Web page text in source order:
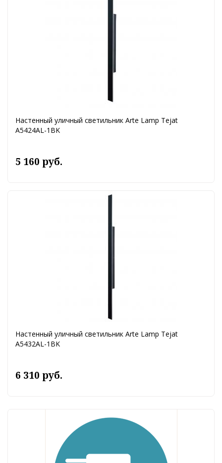
Настенный уличный светильник Arte Lamp Tejat
A5424AL-1BK
5 160 руб.
Настенный уличный светильник Arte Lamp Tejat
A5432AL-1BK
6 310 руб.